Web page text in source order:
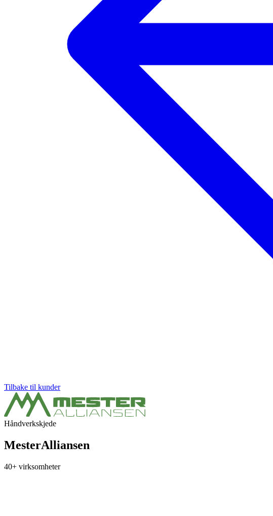
Tilbake til kunder
Håndverkskjede
MesterAlliansen
40+ virksomheter